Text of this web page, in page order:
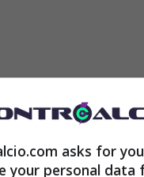
la Juventus
asks for
your personal data